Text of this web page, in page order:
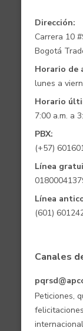
Dirección:
Carrera 10
Bogotá
Horario de
lunes a
Horario
7:00 a.m. a
PBX:
(+57)
Línea
Línea
(601)
Canales
Peticiones,